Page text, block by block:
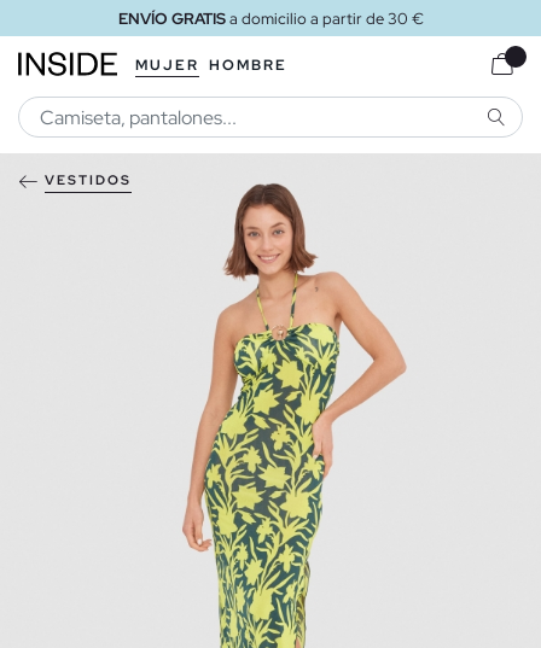
ENVÍO GRATISa domicilio a partir de 30 €
MUJER HOMBRE
VESTIDOS